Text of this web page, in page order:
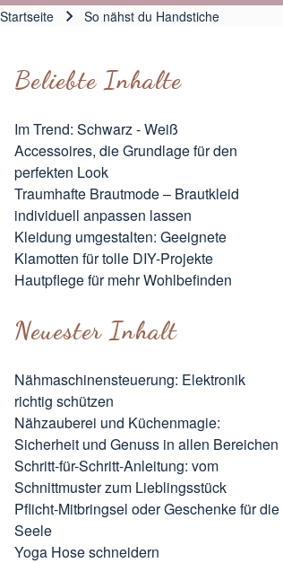
Startseite So nähst du Handstiche
Beliebte Inhalte
Im Trend: Schwarz - Weiß
Accessoires, die Grundlage für den
perfekten Look
Traumhafte Brautmode – Brautkleid
individuell anpassen lassen
Kleidung umgestalten: Geeignete
Klamotten für tolle DIY-Projekte
Hautpflege für mehr Wohlbefinden
Neuester Inhalt
Nähmaschinensteuerung: Elektronik
richtig schützen
Nähzauberei und Küchenmagie:
Sicherheit und Genuss in allen Bereichen
Schritt-für-Schritt-Anleitung: vom
Schnittmuster zum Lieblingsstück
Pflicht-Mitbringsel oder Geschenke für die
Seele
Yoga Hose schneidern